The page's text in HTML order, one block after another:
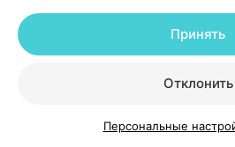
КаталогКорзина
доз НПВС, пожилых
данной группе
минимальной
таких препаратов, как
пациентов, а также у лиц,
Отклонить
Принять
Персональные